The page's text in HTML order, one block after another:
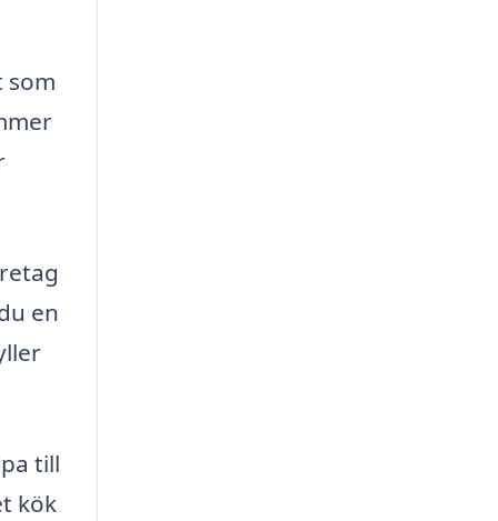
som
en
till
kök